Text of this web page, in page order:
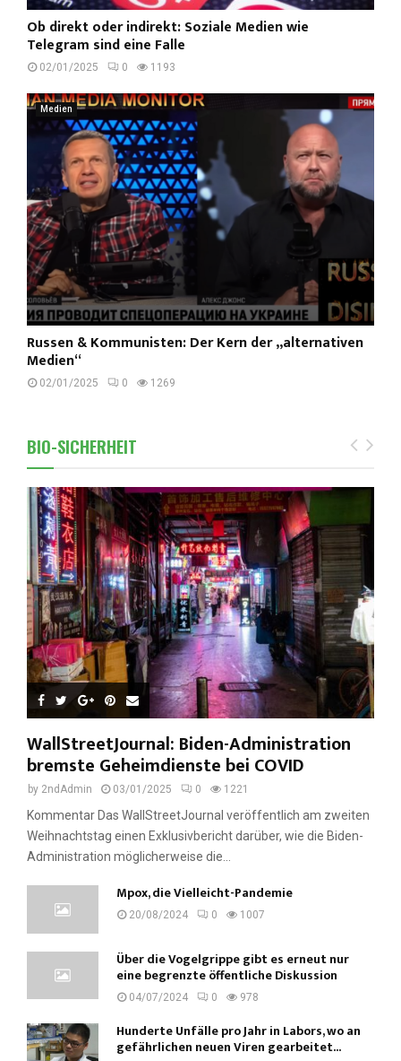
Ob direkt oder indirekt: Soziale Medien wie
Telegram sind eine Falle
02/01/2025 0 1193
Medien
Russen & Kommunisten: Der Kern der „alternativen
Medien“
02/01/2025 0 1269
BIO-SICHERHEIT
WallStreetJournal: Biden-Administration
bremste Geheimdienste bei COVID
by 2ndAdmin 03/01/2025 0 1221
Kommentar Das WallStreetJournal veröffentlich am zweiten
Weihnachtstag einen Exklusivbericht darüber, wie die Biden-
Administration möglicherweise die...
Mpox, die Vielleicht-Pandemie
20/08/2024 0 1007
Über die Vogelgrippe gibt es erneut nur
eine begrenzte öffentliche Diskussion
04/07/2024 0 978
Hunderte Unfälle pro Jahr in Labors, wo an
gefährlichen neuen Viren gearbeitet...